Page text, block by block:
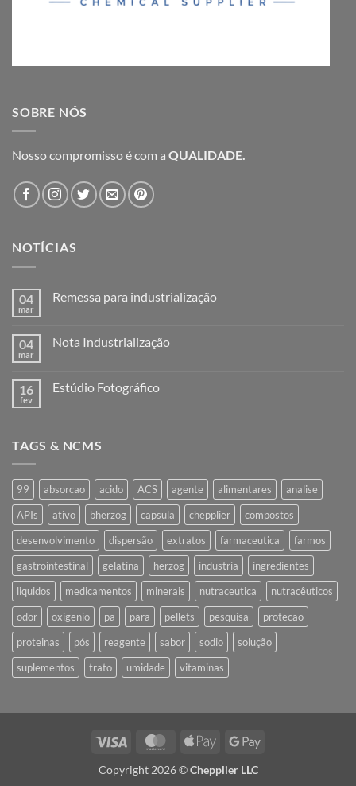
SOBRE NÓS
Nosso compromisso é com a QUALIDADE.
NOTÍCIAS
04
mar
Remessa para industrialização
Remessa
04
mar
Nota Industrialização
Nota
16
fev
Estúdio Fotográfico
Fotográfico
TAGS & NCMS
99 absorcao acido ACS agente alimentares
analise
APIs
ativo bherzog capsula chepplier
compostos
desenvolvimento
dispersão extratos farmaceutica
farmos
gastrointestinal
gelatina herzog industria
ingredientes
liquidos
medicamentos minerais nutraceutica
nutracêuticos
odor
oxigenio pa para pellets pesquisa
protecao
proteinas
pós reagente sabor sodio
solução
suplementos
trato umidade vitaminas
Visa MasterCardApple
Google
Copyright 2026 ©Chepplier LLC